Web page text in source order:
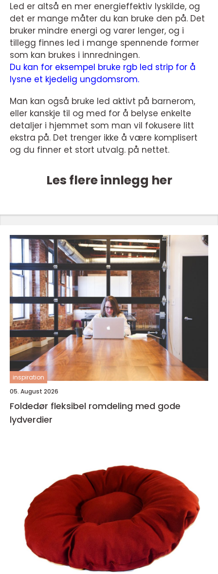
Led er altså en mer energieffektiv lyskilde, og
det er mange måter du kan bruke den på. Det
bruker mindre energi og varer lenger, og i
tillegg finnes led i mange spennende former
som kan brukes i innredningen.
Du kan for eksempel bruke rgb led strip for å
lysne et kjedelig ungdomsrom.
Man kan også bruke led aktivt på barnerom,
eller kanskje til og med for å belyse enkelte
detaljer i hjemmet som man vil fokusere litt
ekstra på. Det trenger ikke å være komplisert
og du finner et stort utvalg. på nettet.
Les flere innlegg her
inspiration
05. August 2026
Foldedør fleksibel romdeling med gode
lydverdier